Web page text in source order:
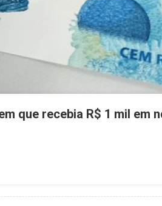
que recebia R$ 1 mil em